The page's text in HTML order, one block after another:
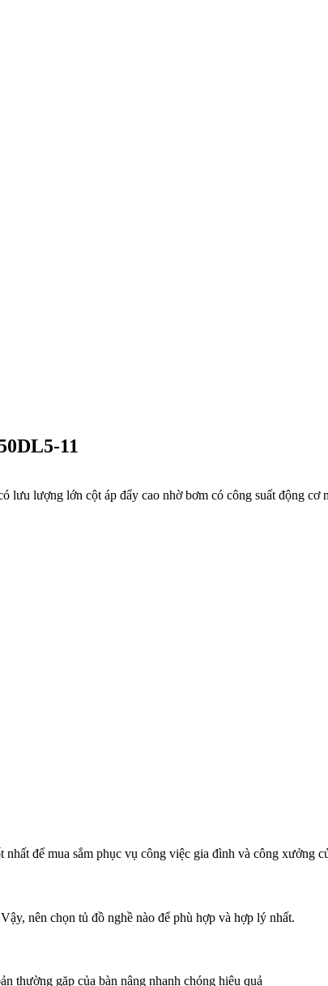
11
lượng lớn cột áp đẩy cao nhờ bơm có công suất động
để mua sắm phục vụ công việc gia đình và công xưởng
nên chọn tủ đồ nghề nào để phù hợp và hợp lý nhất.
thường gặp của bàn nâng nhanh chóng hiệu quả